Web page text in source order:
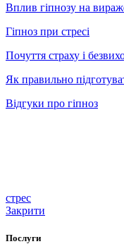
Вплив гіпнозу на
Гіпноз при стресі
Почуття страху і
Як правильно
Відгуки про гіпноз
стрес
Закрити
Послуги